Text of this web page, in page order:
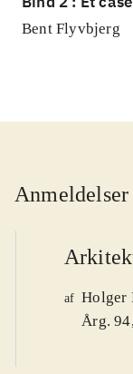
baseret studie af
Bent Flyvbjerg
Anmeldelser
af Holger
Årg.